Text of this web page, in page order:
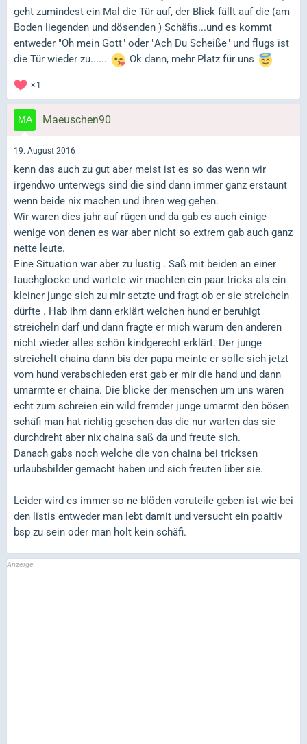
geht zumindest ein Mal die Tür auf, der Blick fällt auf die (am
Boden liegenden und dösenden ) Schäfis...und es kommt
entweder "Oh mein Gott" oder "Ach Du Scheiße" und flugs ist
die Tür wieder zu......
Ok dann, mehr Platz für uns
1
Maeuschen90
19. August 2016
kenn das auch zu gut aber meist ist es so das wenn wir
irgendwo unterwegs sind die sind dann immer ganz erstaunt
wenn beide nix machen und ihren weg gehen.
Wir waren dies jahr auf rügen und da gab es auch einige
wenige von denen es war aber nicht so extrem gab auch ganz
nette leute.
Eine Situation war aber zu lustig . Saß mit beiden an einer
tauchglocke und wartete wir machten ein paar tricks als ein
kleiner junge sich zu mir setzte und fragt ob er sie streicheln
dürfte . Hab ihm dann erklärt welchen hund er beruhigt
streicheln darf und dann fragte er mich warum den anderen
nicht wieder alles schön kindgerecht erklärt. Der junge
streichelt chaina dann bis der papa meinte er solle sich jetzt
vom hund verabschieden erst gab er mir die hand und dann
umarmte er chaina. Die blicke der menschen um uns waren
echt zum schreien ein wild fremder junge umarmt den bösen
schäfi man hat richtig gesehen das die nur warten das sie
durchdreht aber nix chaina saß da und freute sich.
Danach gabs noch welche die von chaina bei tricksen
urlaubsbilder gemacht haben und sich freuten über sie.
Leider wird es immer so ne blöden voruteile geben ist wie bei
den listis entweder man lebt damit und versucht ein poaitiv
bsp zu sein oder man holt kein schäfi.